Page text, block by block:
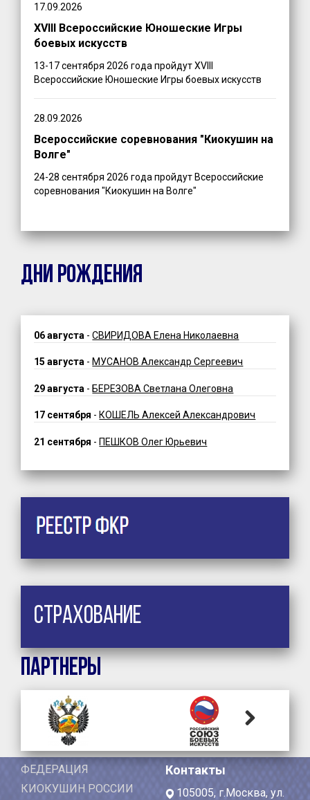
17.09.2026
XVIII Всероссийские Юношеские Игры
боевых искусств
13-17 сентября 2026 года пройдут XVIII
Всероссийские Юношеские Игры боевых искусств
28.09.2026
Всероссийские соревнования "Киокушин на
Волге"
24-28 сентября 2026 года пройдут Всероссийские
соревнования "Киокушин на Волге"
ДНИ РОЖДЕНИЯ
06 августа -СВИРИДОВА Елена Николаевна
15 августа - МУСАНОВ Александр Сергеевич
29 августа - БЕРЕЗОВА Светлана Олеговна
17 сентября - КОШЕЛЬ Алексей Александрович
21 сентября - ПЕШКОВ Олег Юрьевич
Страхование
Партнеры
ФЕДЕРАЦИЯ
КИОКУШИН РОССИИ
Контакты
105005, г.Москва, ул.